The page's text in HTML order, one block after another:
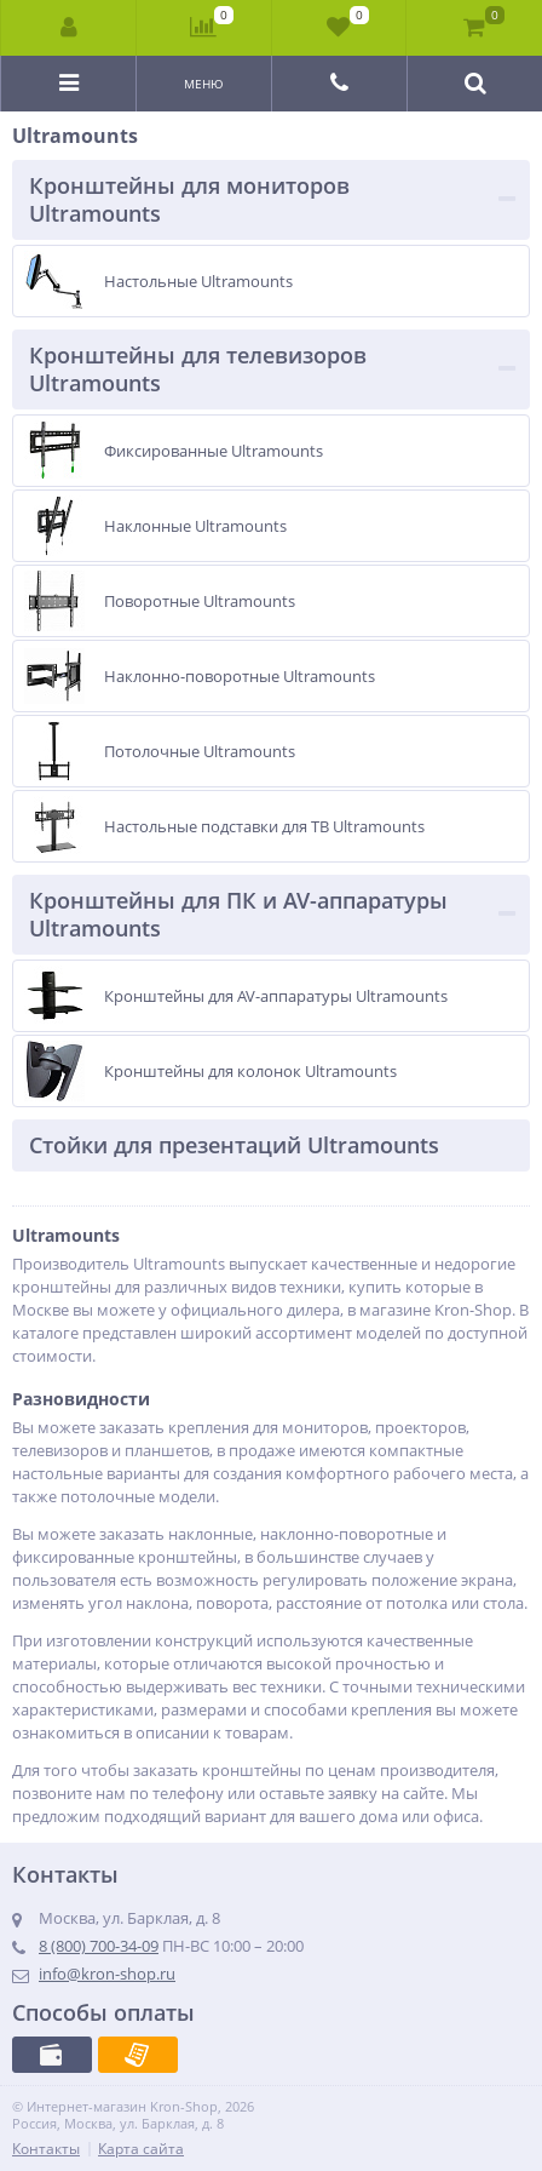
МЕНЮ
Ultramounts
Кронштейны для мониторов
Ultramounts
Настольные Ultramounts
Кронштейны для телевизоров
Ultramounts
Фиксированные Ultramounts
Наклонные Ultramounts
Поворотные Ultramounts
Наклонно-поворотные Ultramounts
Потолочные Ultramounts
Настольные подставки для ТВ Ultramounts
Кронштейны для ПК и AV-аппаратуры
Ultramounts
Кронштейны для AV-аппаратуры Ultramounts
Кронштейны для колонок Ultramounts
Стойки для презентаций Ultramounts
Ultramounts
Производитель Ultramounts выпускает качественные и недорогие
кронштейны для различных видов техники, купить которые в
Москве вы можете у официального дилера, в магазине Kron-Shop. В
каталоге представлен широкий ассортимент моделей по доступной
стоимости.
Разновидности
Вы можете заказать крепления для мониторов, проекторов,
телевизоров и планшетов, в продаже имеются компактные
настольные варианты для создания комфортного рабочего места, а
также потолочные модели.
Вы можете заказать наклонные, наклонно-поворотные и
фиксированные кронштейны, в большинстве случаев у
пользователя есть возможность регулировать положение экрана,
изменять угол наклона, поворота, расстояние от потолка или стола.
При изготовлении конструкций используются качественные
материалы, которые отличаются высокой прочностью и
способностью выдерживать вес техники. С точными техническими
характеристиками, размерами и способами крепления вы можете
ознакомиться в описании к товарам.
Для того чтобы заказать кронштейны по ценам производителя,
позвоните нам по телефону или оставьте заявку на сайте. Мы
предложим подходящий вариант для вашего дома или офиса.
Контакты
Москва, ул. Барклая, д. 8
8 (800) 700-34-09 ПН-ВС 10:00 – 20:00
info@kron-shop.ru
Способы оплаты
© Интернет-магазин Kron-Shop, 2026
Россия, Москва, ул. Барклая, д. 8
Контакты Карта сайта
0 0 0